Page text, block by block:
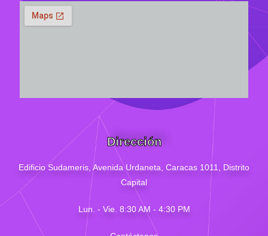
Dirección
Edificio Sudameris, Avenida Urdaneta, Caracas 1011, Distrito
Capital
Lun. - Vie. 8:30 AM - 4:30 PM